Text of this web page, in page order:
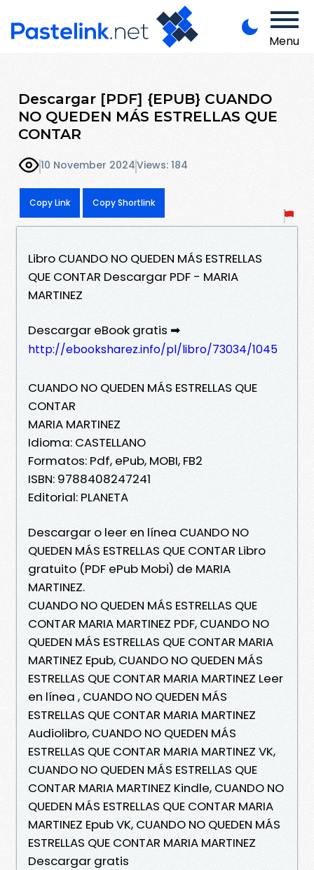
Menu
Descargar [PDF] {EPUB} CUANDO
NO QUEDEN MÁS ESTRELLAS QUE
CONTAR
10 November 2024Views: 184
Copy Link Copy Shortlink
Libro CUANDO NO QUEDEN MÁS ESTRELLAS
QUE CONTAR Descargar PDF - MARIA
MARTINEZ
Descargar eBook gratis ➡
http://ebooksharez.info/pl/libro/73034/1045
CUANDO NO QUEDEN MÁS ESTRELLAS QUE
CONTAR
MARIA MARTINEZ
Idioma: CASTELLANO
Formatos: Pdf, ePub, MOBI, FB2
ISBN: 9788408247241
Editorial: PLANETA
Descargar o leer en línea CUANDO NO
QUEDEN MÁS ESTRELLAS QUE CONTAR Libro
gratuito (PDF ePub Mobi) de MARIA
MARTINEZ.
CUANDO NO QUEDEN MÁS ESTRELLAS QUE
CONTAR MARIA MARTINEZ PDF, CUANDO NO
QUEDEN MÁS ESTRELLAS QUE CONTAR MARIA
MARTINEZ Epub, CUANDO NO QUEDEN MÁS
ESTRELLAS QUE CONTAR MARIA MARTINEZ Leer
en línea , CUANDO NO QUEDEN MÁS
ESTRELLAS QUE CONTAR MARIA MARTINEZ
Audiolibro, CUANDO NO QUEDEN MÁS
ESTRELLAS QUE CONTAR MARIA MARTINEZ VK,
CUANDO NO QUEDEN MÁS ESTRELLAS QUE
CONTAR MARIA MARTINEZ Kindle, CUANDO NO
QUEDEN MÁS ESTRELLAS QUE CONTAR MARIA
MARTINEZ Epub VK, CUANDO NO QUEDEN MÁS
ESTRELLAS QUE CONTAR MARIA MARTINEZ
Descargar gratis